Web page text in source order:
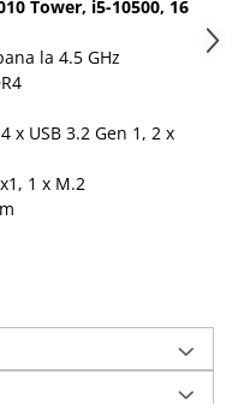
Tower, i5-10500, 16
la 4.5 GHz
x USB 3.2 Gen 1, 2 x
1 x M.2